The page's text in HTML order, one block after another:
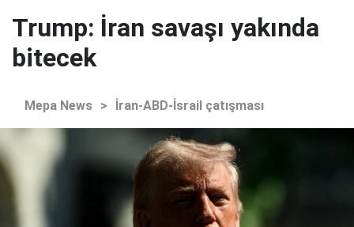
Trump: İran savaşı yakında
bitecek
Mepa News > İran-ABD-İsrail çatışması